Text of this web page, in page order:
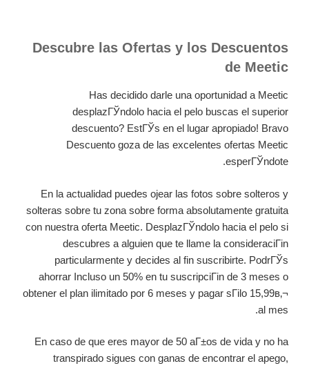
Descubre las Ofertas y los Descuentos
de Meetic
Has decidido darle una oportunidad a Meetic
desplazГЎndolo hacia el pelo buscas el superior
descuento? EstГЎs en el lugar apropiado! Bravo
Descuento goza de las excelentes ofertas Meetic
esperГЎndote.
En la actualidad puedes ojear las fotos sobre solteros y
solteras sobre tu zona sobre forma absolutamente gratuita
con nuestra oferta Meetic. DesplazГЎndolo hacia el pelo si
descubres a alguien que te llame la consideraciГіn
particularmente y decides al fin suscribirte. PodrГЎs
ahorrar Incluso un 50% en tu suscripciГіn de 3 meses o
obtener el plan ilimitado por 6 meses y pagar sГіlo 15,99в‚¬
al mes.
En caso de que eres mayor de 50 aГ±os de vida y no ha
transpirado sigues con ganas de encontrar el apego,